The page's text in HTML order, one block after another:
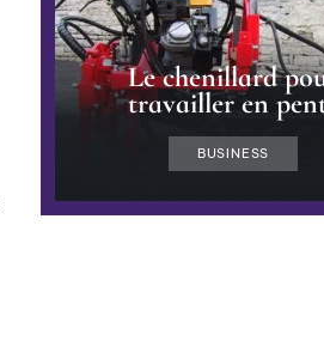
Le chenillard
travailler en
BUSINESS